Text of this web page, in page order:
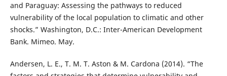
and Paraguay: Assessing the pathways to reduced
vulnerability of the local population to climatic and other
shocks.” Washington, D.C.: Inter-American Development
Bank. Mimeo. May.
Andersen, L. E., T. M. T. Aston & M. Cardona (2014). “The